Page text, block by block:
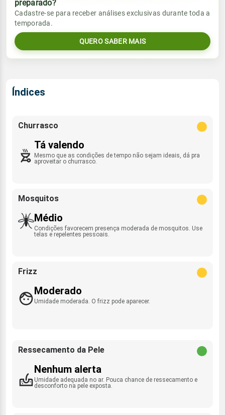
Umidade do ar
74% 97%
Rajada de vento
Sol
05:51h às 17:29h
Lua
Chuva
0.1mm
Umidade do ar
Vento
SE - 8km/h
Rajada de vento
Sol
preparado?
Cadastre-se para receber análises exclusivas durante toda a
temporada.
QUERO SABER MAIS
Índices
Churrasco
Tá valendo
Mesmo que as condições de tempo não sejam ideais, dá pra
aproveitar o churrasco.
Mosquitos
Médio
Condições favorecem presença moderada de mosquitos. Use
telas e repelentes pessoais.
Frizz
Moderado
Umidade moderada. O frizz pode aparecer.
Ressecamento da Pele
Nenhum alerta
Umidade adequada no ar. Pouca chance de ressecamento e
desconforto na pele exposta.